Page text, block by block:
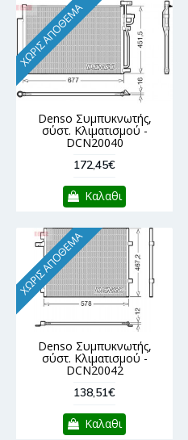
ΧΩΡΊΣ ΑΠΌΘΕΜΑ
Denso Συμπυκνωτής,
σύστ. Κλιματισμού -
DCN20040
172,45€
Καλαθι
ΧΩΡΊΣ ΑΠΌΘΕΜΑ
Denso Συμπυκνωτής,
σύστ. Κλιματισμού -
DCN20042
138,51€
Καλαθι